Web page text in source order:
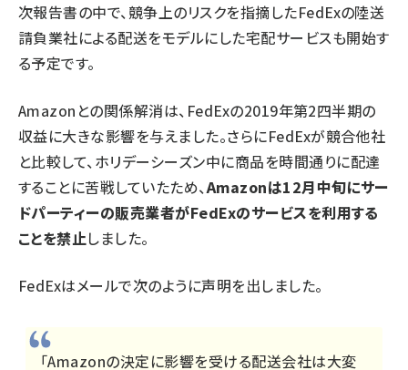
次報告書の中で、競争上のリスクを指摘したFedExの陸送
請負業社による配送をモデルにした宅配サービスも開始す
る予定です。
Amazonとの関係解消は、FedExの2019年第2四半期の
収益に大きな影響を与えました。さらにFedExが競合他社
と比較して、ホリデーシーズン中に商品を時間通りに配達
することに苦戦していたため、Amazonは12月中旬にサー
ドパーティーの販売業者がFedExのサービスを利用する
ことを禁止しました。
FedExはメールで次のように声明を出しました。
「Amazonの決定に影響を受ける配送会社は大変